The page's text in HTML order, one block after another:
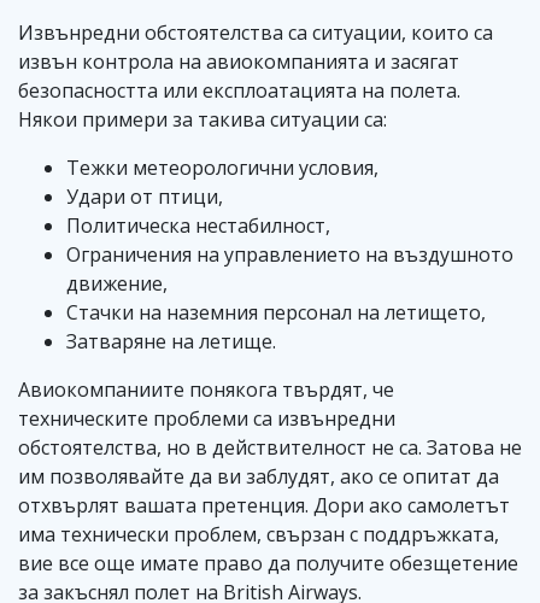
Извънредни обстоятелства са ситуации, които са
извън контрола на авиокомпанията и засягат
безопасността или експлоатацията на полета.
Някои примери за такива ситуации са:
Тежки метеорологични условия,
Удари от птици,
Политическа нестабилност,
Ограничения на управлението на въздушното
движение,
Стачки на наземния персонал на летището,
Затваряне на летище.
Авиокомпаниите понякога твърдят, че
техническите проблеми са извънредни
обстоятелства, но в действителност не са. Затова не
им позволявайте да ви заблудят, ако се опитат да
отхвърлят вашата претенция. Дори ако самолетът
има технически проблем, свързан с поддръжката,
вие все още имате право да получите обезщетение
за закъснял полет на British Airways.